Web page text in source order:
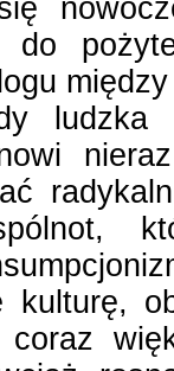
do
ludzka
kulturę,